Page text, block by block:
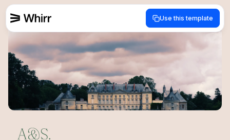
Use this template